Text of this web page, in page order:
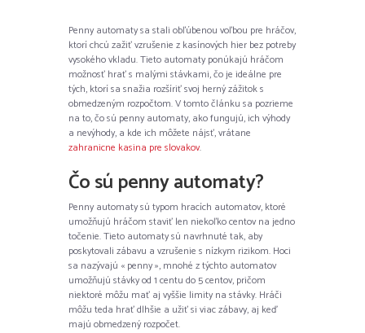
Penny automaty sa stali obľúbenou voľbou pre hráčov,
ktorí chcú zažiť vzrušenie z kasínových hier bez potreby
vysokého vkladu. Tieto automaty ponúkajú hráčom
možnosť hrať s malými stávkami, čo je ideálne pre
tých, ktorí sa snažia rozšíriť svoj herný zážitok s
obmedzeným rozpočtom. V tomto článku sa pozrieme
na to, čo sú penny automaty, ako fungujú, ich výhody
a nevýhody, a kde ich môžete nájsť, vrátane
zahranicne kasina pre slovakov.
Čo sú penny automaty?
Penny automaty sú typom hracích automatov, ktoré
umožňujú hráčom staviť len niekoľko centov na jedno
točenie. Tieto automaty sú navrhnuté tak, aby
poskytovali zábavu a vzrušenie s nízkym rizikom. Hoci
sa nazývajú « penny », mnohé z týchto automatov
umožňujú stávky od 1 centu do 5 centov, pričom
niektoré môžu mať aj vyššie limity na stávky. Hráči
môžu teda hrať dlhšie a užiť si viac zábavy, aj keď
majú obmedzený rozpočet.